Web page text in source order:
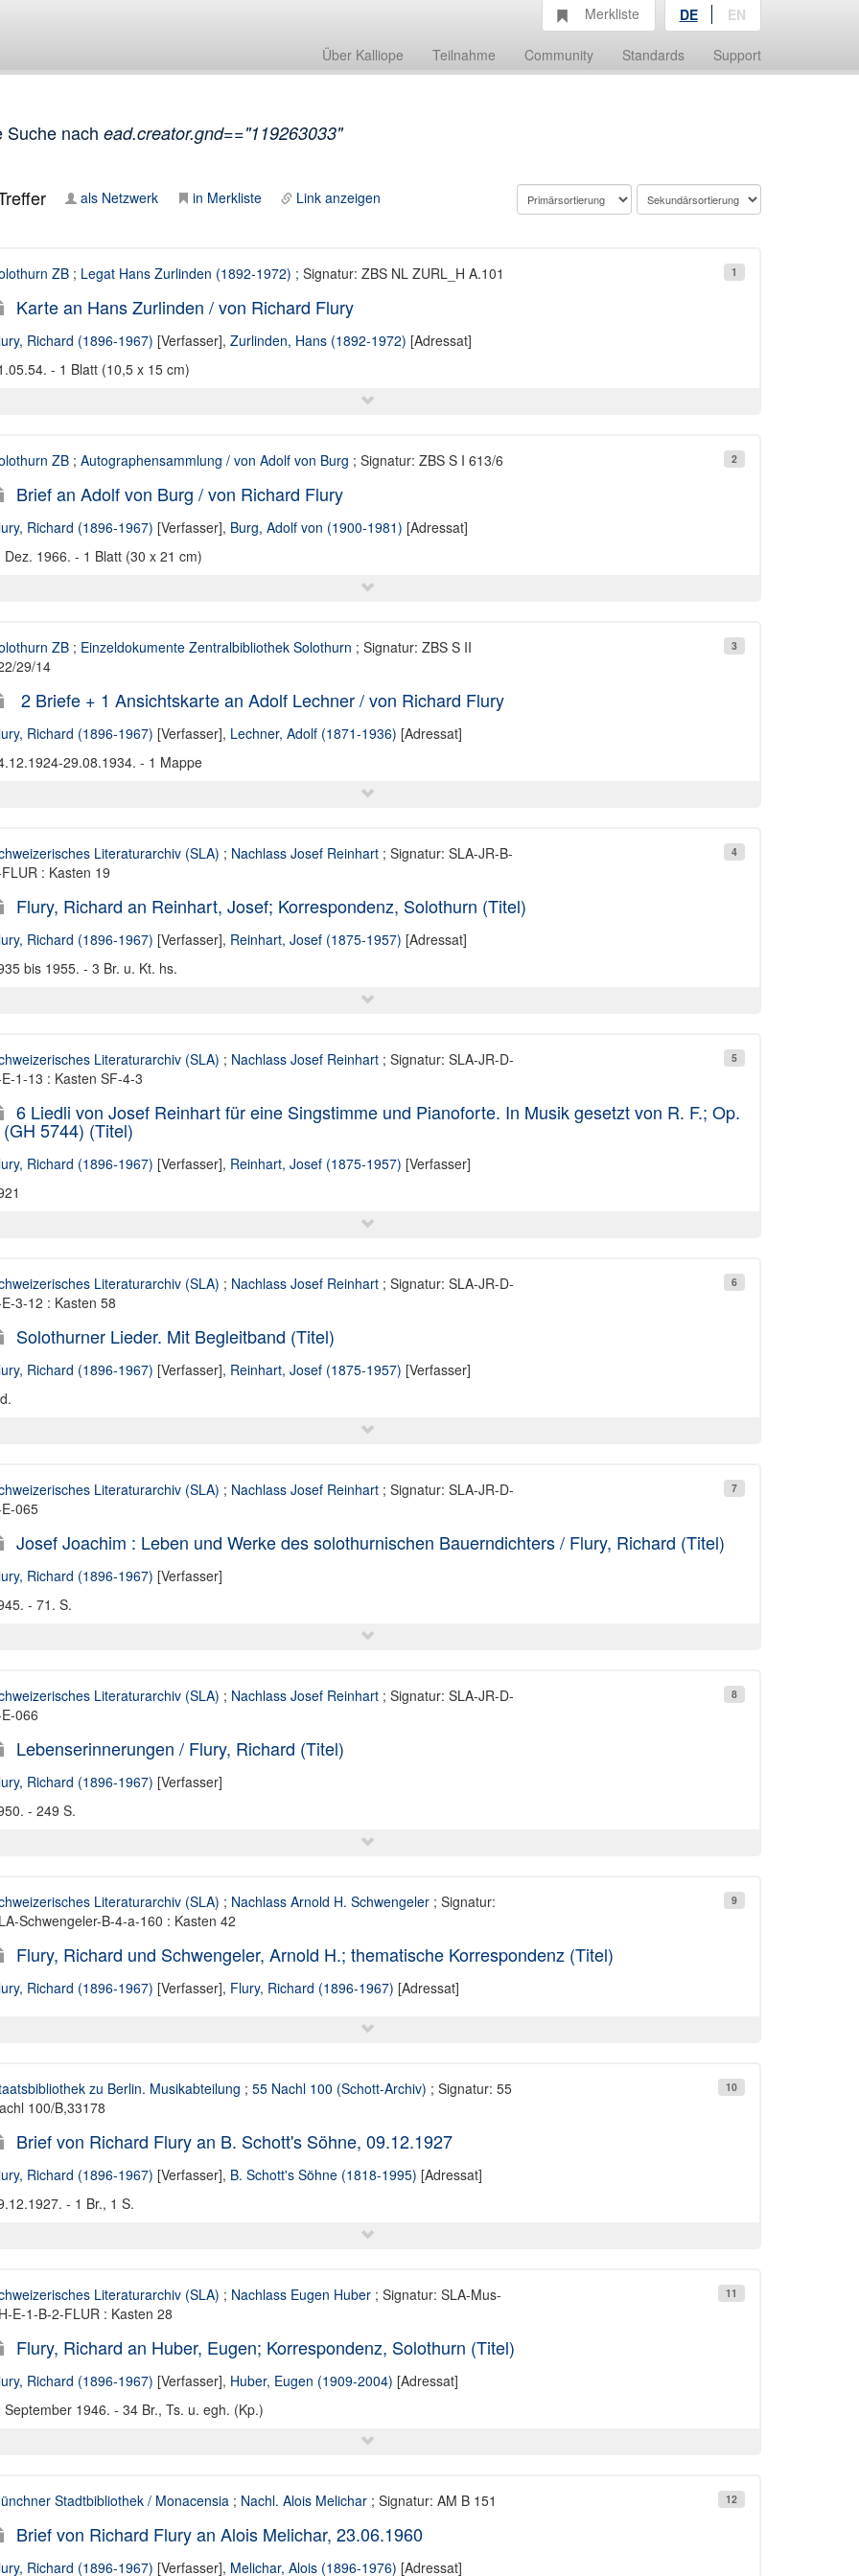
Über Kalliope Teilnahme Community Standards Support
Merkliste DE EN
Suche nach ead.creator.gnd=="119263033"
als Netzwerk in Merkliste Link anzeigen
1
ZB; Legat Hans Zurlinden (1892-1972) ; Signatur: ZBS NL ZURL_H A.101
Karte an Hans Zurlinden / von Richard Flury
Richard (1896-1967) [Verfasser], Zurlinden, Hans (1892-1972) [Adressat]
- 1 Blatt (10,5 x 15 cm)
2
ZB; Autographensammlung / von Adolf von Burg ; Signatur: ZBS S I 613/6
Brief an Adolf von Burg / von Richard Flury
Richard (1896-1967) [Verfasser], Burg, Adolf von (1900-1981) [Adressat]
Dez. 1966. - 1 Blatt (30 x 21 cm)
3
ZB; Einzeldokumente Zentralbibliothek Solothurn ; Signatur: ZBS S II
29/14
2 Briefe + 1 Ansichtskarte an Adolf Lechner / von Richard Flury
Richard (1896-1967) [Verfasser], Lechner, Adolf (1871-1936) [Adressat]
29.08.1934. - 1 Mappe
4
Literaturarchiv (SLA) ; Nachlass Josef Reinhart; Signatur: SLA-JR-B-
: Kasten 19
Flury, Richard an Reinhart, Josef; Korrespondenz, Solothurn (Titel)
Richard (1896-1967) [Verfasser], Reinhart, Josef (1875-1957) [Adressat]
bis 1955. - 3 Br. u. Kt. hs.
5
Literaturarchiv (SLA) ; Nachlass Josef Reinhart; Signatur: SLA-JR-D-
1-13 : Kasten SF-4-3
6 Liedli von Josef Reinhart für eine Singstimme und Pianoforte. In Musik gesetzt von R. F.; Op.
5744) (Titel)
Richard (1896-1967) [Verfasser], Reinhart, Josef (1875-1957) [Verfasser]
6
Literaturarchiv (SLA) ; Nachlass Josef Reinhart; Signatur: SLA-JR-D-
3-12 : Kasten 58
Solothurner Lieder. Mit Begleitband (Titel)
Richard (1896-1967) [Verfasser], Reinhart, Josef (1875-1957) [Verfasser]
7
Literaturarchiv (SLA) ; Nachlass Josef Reinhart; Signatur: SLA-JR-D-
065
Josef Joachim : Leben und Werke des solothurnischen Bauerndichters / Flury, Richard (Titel)
Richard (1896-1967) [Verfasser]
- 71. S.
8
Literaturarchiv (SLA) ; Nachlass Josef Reinhart; Signatur: SLA-JR-D-
066
Lebenserinnerungen / Flury, Richard (Titel)
Richard (1896-1967) [Verfasser]
- 249 S.
9
Literaturarchiv (SLA) ; Nachlass Arnold H. Schwengeler; Signatur:
Schwengeler-B-4-a-160 : Kasten 42
Flury, Richard und Schwengeler, Arnold H.; thematische Korrespondenz (Titel)
Richard (1896-1967) [Verfasser], Flury, Richard (1896-1967) [Adressat]
10
zu Berlin. Musikabteilung ; 55 Nachl 100 (Schott-Archiv) ; Signatur: 55
100/B,33178
Brief von Richard Flury an B. Schott's Söhne, 09.12.1927
Richard (1896-1967) [Verfasser], B. Schott's Söhne (1818-1995) [Adressat]
- 1 Br., 1 S.
11
Literaturarchiv (SLA) ; Nachlass Eugen Huber; Signatur: SLA-Mus-
E-1-B-2-FLUR : Kasten 28
Flury, Richard an Huber, Eugen; Korrespondenz, Solothurn (Titel)
Richard (1896-1967) [Verfasser], Huber, Eugen (1909-2004) [Adressat]
September 1946. - 34 Br., Ts. u. egh. (Kp.)
12
Stadtbibliothek / Monacensia; Nachl. Alois Melichar; Signatur: AM B 151
Brief von Richard Flury an Alois Melichar, 23.06.1960
Richard (1896-1967) [Verfasser], Melichar, Alois (1896-1976) [Adressat]